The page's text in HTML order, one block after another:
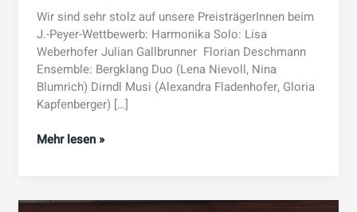
Wir sind sehr stolz auf unsere PreisträgerInnen beim
J.-Peyer-Wettbewerb: Harmonika Solo: Lisa
Weberhofer Julian Gallbrunner Florian Deschmann
Ensemble: Bergklang Duo (Lena Nievoll, Nina
Blumrich) Dirndl Musi (Alexandra Fladenhofer, Gloria
Kapfenberger) […]
Josef-
Mehr lesen »